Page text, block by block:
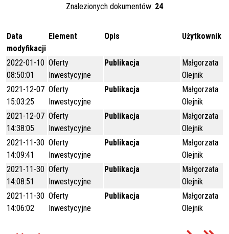
Znalezionych dokumentów: 24
Data
modyfikacji
Element Opis Użytkownik
2022-01-10
08:50:01
Oferty
Inwestycyjne
Publikacja
Małgorzata
Olejnik
2021-12-07
15:03:25
Oferty
Inwestycyjne
Publikacja
Małgorzata
Olejnik
2021-12-07
14:38:05
Oferty
Inwestycyjne
Publikacja
Małgorzata
Olejnik
2021-11-30
14:09:41
Oferty
Inwestycyjne
Publikacja
Małgorzata
Olejnik
2021-11-30
14:08:51
Oferty
Inwestycyjne
Publikacja
Małgorzata
Olejnik
2021-11-30
14:06:02
Oferty
Inwestycyjne
Publikacja
Małgorzata
Olejnik